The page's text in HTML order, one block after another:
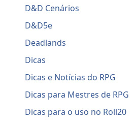
D&D Cenários
D&D5e
Deadlands
Dicas
Dicas e Notícias do RPG
Dicas para Mestres de RPG
Dicas para o uso no Roll20